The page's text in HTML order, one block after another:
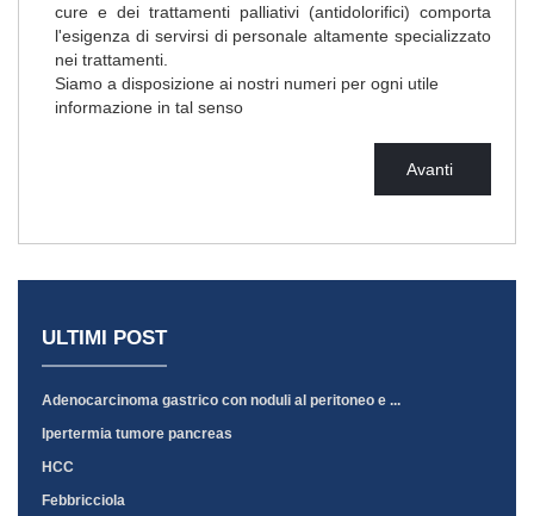
cure e dei trattamenti palliativi (antidolorifici) comporta
l'esigenza di servirsi di personale altamente specializzato
nei trattamenti.
Siamo a disposizione ai nostri numeri per ogni utile
informazione in tal senso
Avanti
ULTIMI POST
Adenocarcinoma gastrico con noduli al peritoneo e ...
Ipertermia tumore pancreas
HCC
Febbricciola